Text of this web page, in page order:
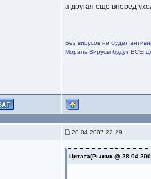
а другая еще вперед
--------------------
Без вирусов не будет
Мораль:Вирусы будут
28.04.2007 22:29
Цитата(Рыжик @